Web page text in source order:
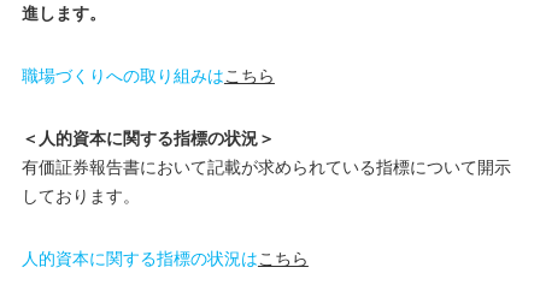
進します。
職場づくりへの取り組みはこちら
＜人的資本に関する指標の状況＞
有価証券報告書において記載が求められている指標について開示
しております。
人的資本に関する指標の状況はこちら